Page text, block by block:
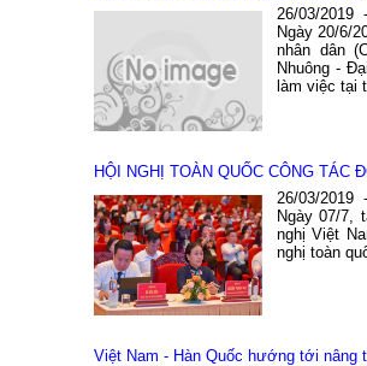
26/03/2019
Ngày 20/6/
nhân dân
Nhuông -
làm việc tại
HỘI NGHỊ TOÀN QUỐC CÔNG TÁC
26/03/2019
Ngày 07/7,
nghị Việt
nghị toàn
Việt Nam - Hàn Quốc hướng tới